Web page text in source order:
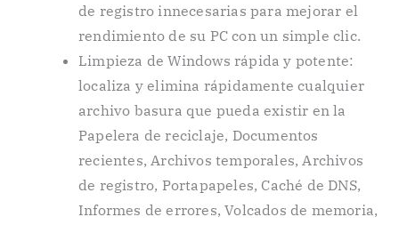
de registro innecesarias para mejorar el
rendimiento de su PC con un simple clic.
Limpieza de Windows rápida y potente:
localiza y elimina rápidamente cualquier
archivo basura que pueda existir en la
Papelera de reciclaje, Documentos
recientes, Archivos temporales, Archivos
de registro, Portapapeles, Caché de DNS,
Informes de errores, Volcados de memoria,